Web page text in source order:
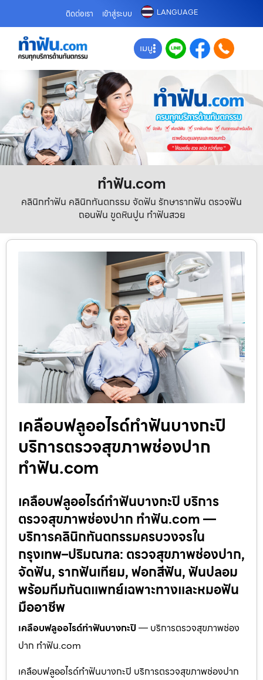
ติดต่อเรา เข้าสู่ระบบ LANGUAGE
เมนู
ทําฟัน.com
คลินิกทำฟัน คลินิกทันตกรรม จัดฟัน รักษารากฟัน ตรวจฟัน
ถอนฟัน ขูดหินปูน ทำฟันสวย
เคลือบฟลูออไรด์ทำฟันบางกะปิ
บริการตรวจสุขภาพช่องปาก
ทำฟัน.com
เคลือบฟลูออไรด์ทำฟันบางกะปิ บริการ
ตรวจสุขภาพช่องปาก ทำฟัน.com —
บริการคลินิกทันตกรรมครบวงจรใน
กรุงเทพ–ปริมณฑล: ตรวจสุขภาพช่องปาก,
จัดฟัน, รากฟันเทียม, ฟอกสีฟัน, ฟันปลอม
พร้อมทีมทันตแพทย์เฉพาะทางและหมอฟัน
มืออาชีพ
เคลือบฟลูออไรด์ทำฟันบางกะปิ — บริการตรวจสุขภาพช่อง
ปาก ทำฟัน.com
เคลือบฟลูออไรด์ทำฟันบางกะปิ บริการตรวจสุขภาพช่องปาก